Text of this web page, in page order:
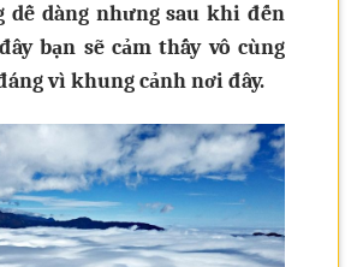
dễ dàng nhưng sau khi đến
bạn sẽ cảm thấy vô cùng
vì khung cảnh nơi đây.